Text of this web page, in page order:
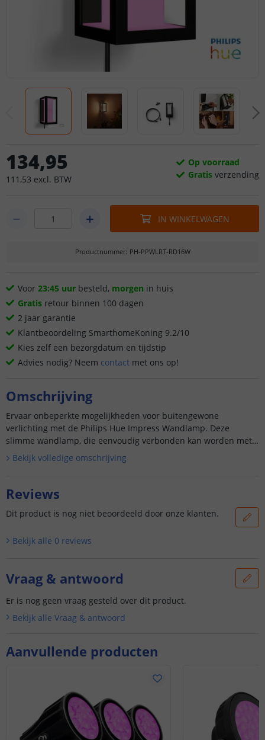
134,95
111 ,53 excl. BTW
Op voorraad
Gratis verzending
IN WINKELWAGEN
Productnummer: PH-PPWLRT-RD16W
Voor 23:45 uur besteld, morgen in huis
Gratis retour binnen 100 dagen
2 jaar garantie
Klantbeoordeling SmarthomeKoning 9.2/10
Kies zelf een bezorgdatum en tijdstip
Advies nodig? Neem contact met ons op!
Omschrijving
Ervaar onbeperkte mogelijkheden voor buitengewone
verlichting met de Philips Hue Impress Wandlamp. Deze
slimme wandlamp, die eenvoudig verbonden kan worden met
je bestaande Hue Bridge, biedt krachtige verlichting voor een
betoverende bui...
Bekijk volledige omschrijving
Aanvullende producten
Reviews
Dit product is nog niet beoordeeld door onze klanten.
Bekijk alle 0 reviews
Vraag & antwoord
Er is nog geen vraag gesteld over dit product.
Bekijk alle Vraag & antwoord